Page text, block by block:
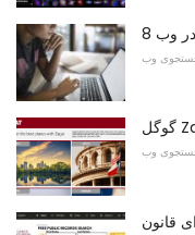
در وب
وب
وب
قانون